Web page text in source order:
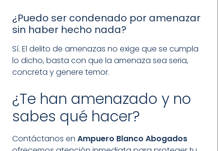
¿Puedo ser condenado por amenazar
sin haber hecho nada?
Sí. El delito de amenazas no exige que se cumpla
lo dicho, basta con que la amenaza sea seria,
concreta y genere temor.
¿Te han amenazado y no
sabes qué hacer?
Contáctanos en Ampuero Blanco Abogados